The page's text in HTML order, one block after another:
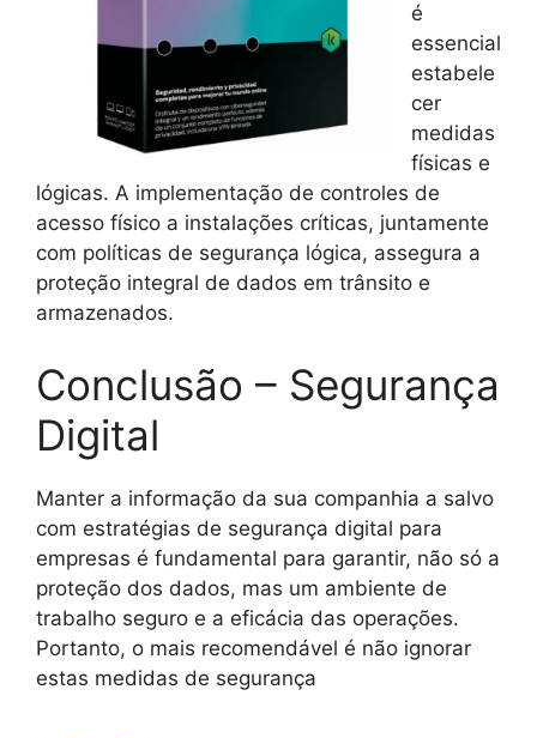
é
essencial
estabele
cer
medidas
físicas e
lógicas. A implementação de controles de
acesso físico a instalações críticas, juntamente
com políticas de segurança lógica, assegura a
proteção integral de dados em trânsito e
armazenados.
Conclusão – Segurança
Digital
Manter a informação da sua companhia a salvo
com estratégias de segurança digital para
empresas é fundamental para garantir, não só a
proteção dos dados, mas um ambiente de
trabalho seguro e a eficácia das operações.
Portanto, o mais recomendável é não ignorar
estas medidas de segurança